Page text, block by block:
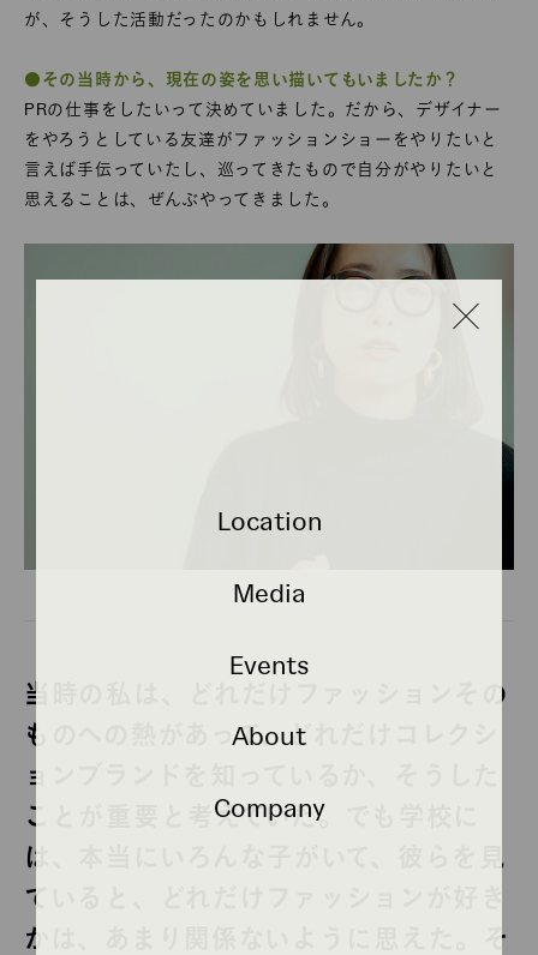
Location
Media
Events
About
Company
が、そうした活動だったのかもしれません。
●その当時から、現在の姿を思い描いてもいましたか？
PRの仕事をしたいって決めていました。だから、デザイナー
をやろうとしている友達がファッションショーをやりたいと
言えば手伝っていたし、巡ってきたもので自分がやりたいと
思えることは、ぜんぶやってきました。
当時の私は、どれだけファッションその
ものへの熱があって、どれだけコレクシ
ョンブランドを知っているか、そうした
ことが重要と考えていた。でも学校に
は、本当にいろんな子がいて、彼らを見
ていると、どれだけファッションが好き
かは、あまり関係ないように思えた。そ